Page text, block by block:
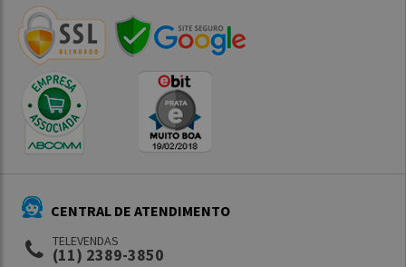
CENTRAL DE ATENDIMENTO
TELEVENDAS
(11) 2389-3850